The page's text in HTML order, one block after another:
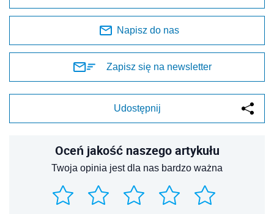
Napisz do nas
Zapisz się na newsletter
Udostępnij
Oceń jakość naszego artykułu
Twoja opinia jest dla nas bardzo ważna